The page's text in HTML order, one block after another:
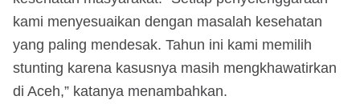
kami menyesuaikan dengan masalah kesehatan
yang paling mendesak. Tahun ini kami memilih
stunting karena kasusnya masih mengkhawatirkan
di Aceh,” katanya menambahkan.